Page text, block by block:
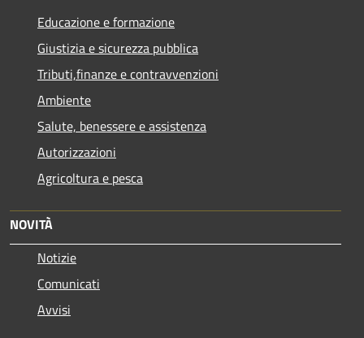
Educazione e formazione
Giustizia e sicurezza pubblica
Tributi,finanze e contravvenzioni
Ambiente
Salute, benessere e assistenza
Autorizzazioni
Agricoltura e pesca
NOVITÀ
Notizie
Comunicati
Avvisi